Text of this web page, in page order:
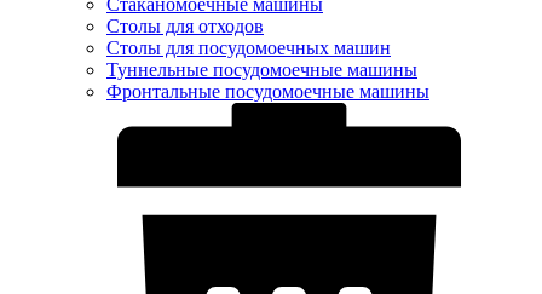
Стаканомоечные машины
Столы для отходов
Столы для посудомоечных машин
Туннельные посудомоечные машины
Фронтальные посудомоечные машины